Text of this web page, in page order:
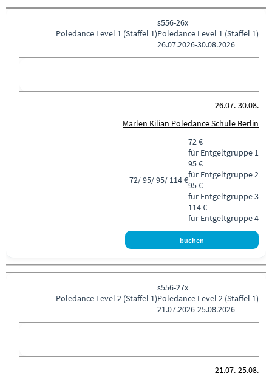
Poledance Level 1 (Staffel 1)
s556-26x
Poledance Level 1 (Staffel 1)
26.07.2026-30.08.2026
26.07.-30.08.
Marlen Kilian Poledance Schule Berlin
72/ 95/ 95/ 114 €
72 €
für Entgeltgruppe 1
95 €
für Entgeltgruppe 2
95 €
für Entgeltgruppe 3
114 €
für Entgeltgruppe 4
Poledance Level 2 (Staffel 1)
s556-27x
Poledance Level 2 (Staffel 1)
21.07.2026-25.08.2026
21.07.-25.08.